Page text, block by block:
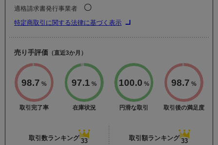
適格請求書発行事業者 〇
特定商取引に関する法律に基づく表示
売り手評価 （直近3か月）
98.7 %
取引完了率
97.1 %
在庫状況
100.0 %
円滑な取引
98.7 %
取引後の満足度
取引数ランキング 33 取引額ランキング 33